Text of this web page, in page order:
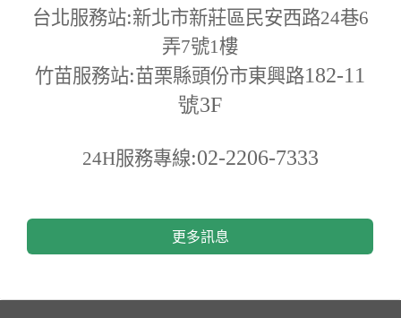
台北服務站:新北市新莊區民安西路24巷6
弄7號1樓
竹苗服務站:苗栗縣頭份市東興路182-11
號3F
24H服務專線:02-2206-7333
更多訊息